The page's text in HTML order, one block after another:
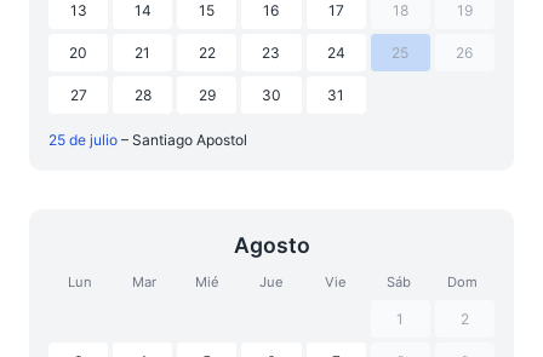
13 14 15 16 17 18 19
20 21 22 23 24 25 26
27 28 29 30 31
25 de julio – Santiago Apostol
Agosto
Lun Mar Mié Jue Vie Sáb Dom
1 2